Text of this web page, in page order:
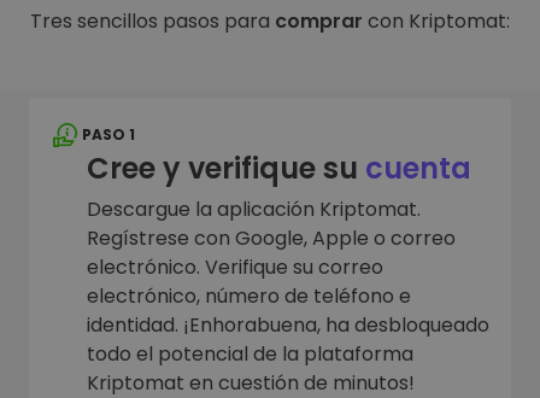
Tres sencillos pasos para comprar con Kriptomat:
PASO 1
Cree y verifique su cuenta
Descargue la aplicación Kriptomat.
Regístrese con Google, Apple o correo
electrónico. Verifique su correo
electrónico, número de teléfono e
identidad. ¡Enhorabuena, ha desbloqueado
todo el potencial de la plataforma
Kriptomat en cuestión de minutos!